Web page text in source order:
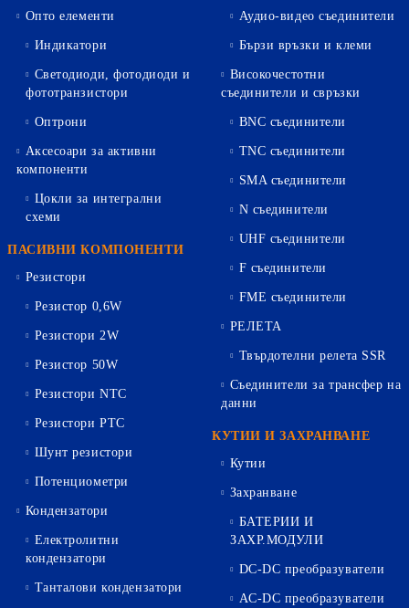
Опто елементи
Индикатори
Светодиоди, фотодиоди и
фототранзистори
Оптрони
Аксесоари за активни
компоненти
Цокли за интегрални
схеми
ПАСИВНИ КОМПОНЕНТИ
Резистори
Резистор 0,6W
Резистори 2W
Резистор 50W
Резистори NTC
Резистори PTC
Шунт резистори
Потенциометри
Кондензатори
Електролитни
кондензатори
Танталови кондензатори
Аудио-видео съединители
Бързи връзки и клеми
Високочестотни
съединители и свръзки
BNC съединители
TNC съединители
SMA съединители
N съединители
UHF съединители
F съединители
FME съединители
РЕЛЕТА
Твърдотелни релета SSR
Съединители за трансфер на
данни
КУТИИ И ЗАХРАНВАНЕ
Кутии
Захранване
БАТЕРИИ И
ЗАХР.МОДУЛИ
DC-DC преобразуватели
AC-DC преобразуватели